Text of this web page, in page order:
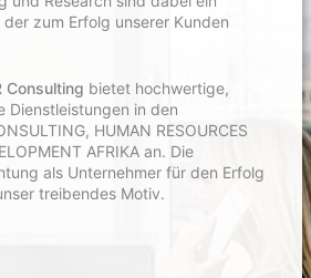
zum Erfolg unserer Kunden
Consulting bietet hochwertige,
Dienstleistungen in den
HUMAN RESOURCES
AFRIKA an. Die
als Unternehmer für den Erfolg
treibendes Motiv.